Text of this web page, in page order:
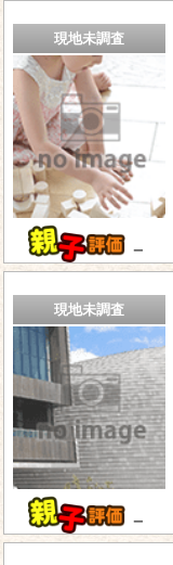
現地未調査
－
現地未調査
－